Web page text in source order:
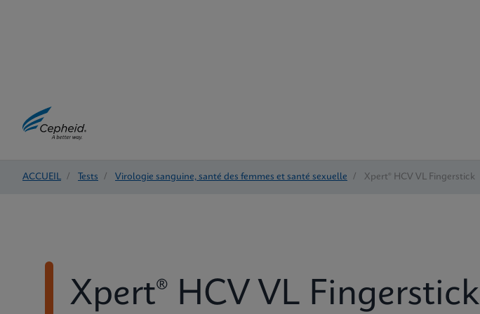
ACCUEIL / Tests / Virologie sanguine, santé des femmes et santé sexuelle / Xpert® HCV VL Fingerstick
Xpert® HCV VL Fingerstick